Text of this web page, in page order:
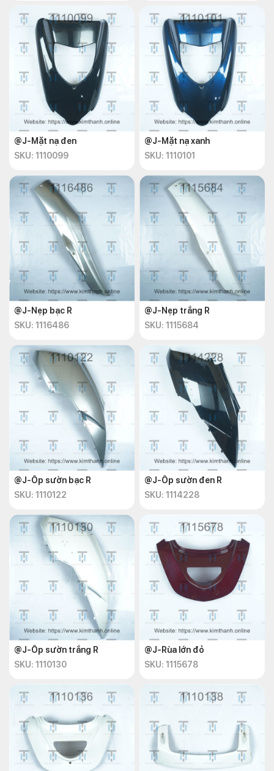
@J-Mặt nạ đen
SKU: 1110099
@J-Mặt nạ xanh
SKU: 1110101
@J-Nẹp bạc R
SKU: 1116486
@J-Nẹp trắng R
SKU: 1115684
@J-Ốp sườn bạc R
SKU: 1110122
@J-Ốp sườn đen R
SKU: 1114228
@J-Ốp sườn trắng R
SKU: 1110130
@J-Rùa lớn đỏ
SKU: 1115678